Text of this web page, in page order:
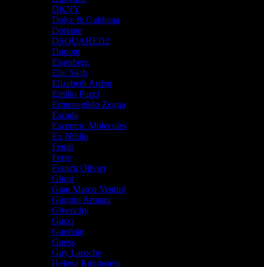
DKNY
Dolce & Gabbana
Doriane
DSQUARED2
Dupont
Eisenberg
Elie Saab
Elizabeth Arden
Emilio Pucci
Ermenegildo Zegna
Escada
Escentric Molecules
Ex Nihilo
Fendi
Ferre
Franck Olivier
Ghost
Gian Marco Venturi
Giorgio Armani
Givenchy
Gucci
Guerlain
Guess
Guy Laroche
Helena Rubinstein